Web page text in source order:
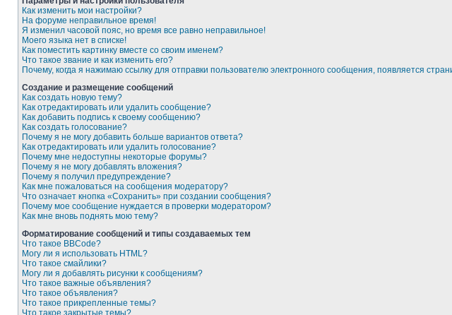
Как изменить мои настройки?
На форуме неправильное время!
Я изменил часовой пояс, но время все равно неправильное!
Моего языка нет в списке!
Как поместить картинку вместе со своим именем?
Что такое звание и как изменить его?
Почему, когда я нажимаю ссылку для отправки пользователю электронного сообщения, появляется
Создание и размещение сообщений
Как создать новую тему?
Как отредактировать или удалить сообщение?
Как добавить подпись к своему сообщению?
Как создать голосование?
Почему я не могу добавить больше вариантов ответа?
Как отредактировать или удалить голосование?
Почему мне недоступны некоторые форумы?
Почему я не могу добавлять вложения?
Почему я получил предупреждение?
Как мне пожаловаться на сообщения модератору?
Что означает кнопка «Сохранить» при создании сообщения?
Почему мое сообщение нуждается в проверки модератором?
Как мне вновь поднять мою тему?
Форматирование сообщений и типы создаваемых тем
Что такое BBCode?
Могу ли я использовать HTML?
Что такое смайлики?
Могу ли я добавлять рисунки к сообщениям?
Что такое важные объявления?
Что такое объявления?
Что такое прикрепленные темы?
Что такое закрытые темы?